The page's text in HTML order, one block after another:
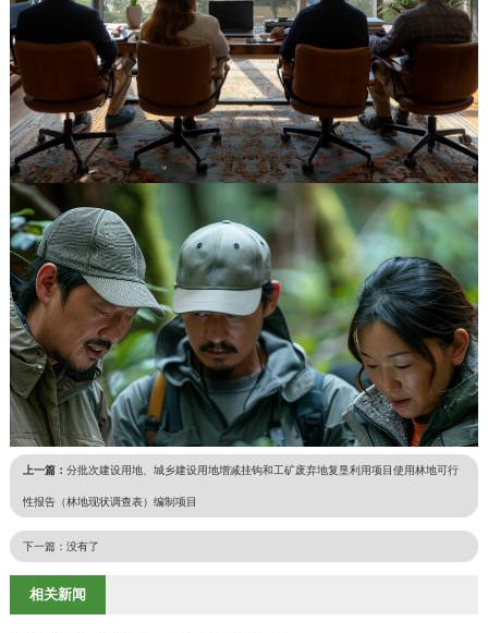
上一篇： 分批次建设用地、城乡建设用地增减挂钩和工矿废弃地复垦利用项目使用林地可行
性报告（林地现状调查表）编制项目
下一篇：没有了
相关新闻